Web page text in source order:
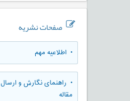
صفحات نشریه
• اطلاعیه مهم
• راهنمای نگارش و ارسال
مقاله